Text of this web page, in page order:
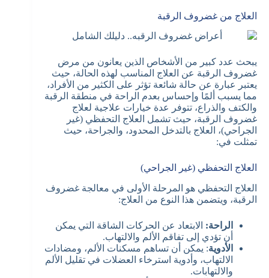
العلاج من غضروف الرقبة
يبحث عدد كبير من الأشخاص الذين يعانون من مرض
غضروف الرقبة عن العلاج المناسب لهذه الحالة، حيث
يعتبر عبارة عن حالة شائعة تؤثر على الكثير من الأفراد،
مما يسبب ألمًا وإحساس بعدم الراحة في منطقة الرقبة
والكتف والذراع، تتوفر عدة خيارات علاجية لعلاج
غضروف الرقبة، حيث تشمل العلاج التحفظي (غير
الجراحي)، العلاج بالتدخل المحدود، والجراحة، حيث
تمثلت في:
العلاج التحفظي (غير الجراحي)
العلاج التحفظي هو المرحلة الأولى في معالجة غضروف
الرقبة، ويتضمن هذا النوع من العلاج:
الراحة: الابتعاد عن الحركات الشاقة التي يمكن
أن تؤدي إلى تفاقم الألم والالتهاب.
الأدوية: يمكن أن تساهم مسكنات الألم، ومضادات
الالتهاب، وأدوية استرخاء العضلات في تقليل الألم
والالتهابات.